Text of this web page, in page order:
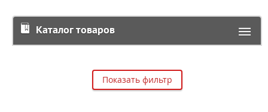
Каталог товаров
Показать фильтр